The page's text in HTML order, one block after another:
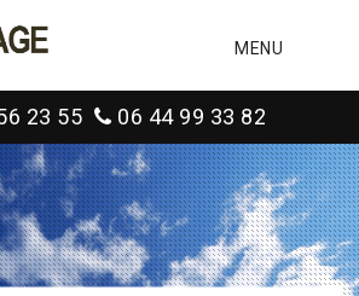
MENU
23 55 06 44 99 33 82